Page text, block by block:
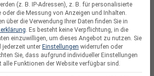
(z. B. IP-Adressen), z. B. für personalisierte
oder die Messung von Anzeigen und Inhalten.
über die Verwendung Ihrer Daten finden Sie in
. Es besteht keine Verpflichtung, in die
einzuwilligen, um dieses Angebot zu nutzen. Sie
jederzeit unter Einstellungen widerrufen oder
Sie, dass aufgrund individueller Einstellungen
Funktionen der Website verfügbar sind.